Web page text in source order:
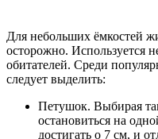
Для небольших ёмкостей
осторожно. Используется
обитателей. Среди
следует выделить:
Петушок. Выбирая
остановиться на
достигать о 7 см, и